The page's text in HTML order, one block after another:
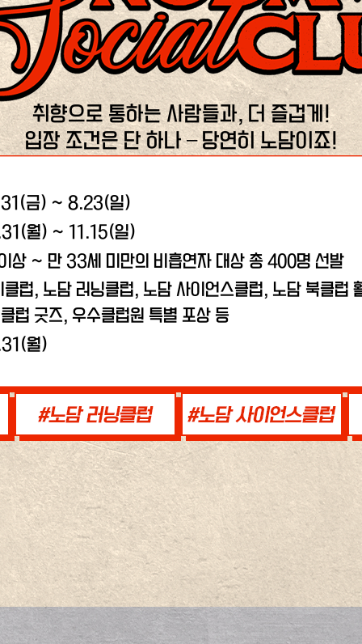
취향으로 통하는 사람들과, 더 즐겁게!
입장 조건은 단 하나 – 당연히 노담이죠!
금) ~ 8.23(일)
월) ~ 11.15(일)
상 ~ 만 33세 미만의 비흡연자 대상 총 400명 선발
클럽, 노담 러닝클럽, 노담 사이언스클럽, 노담 북클럽
럽 굿즈, 우수클럽원 특별 포상 등
월)